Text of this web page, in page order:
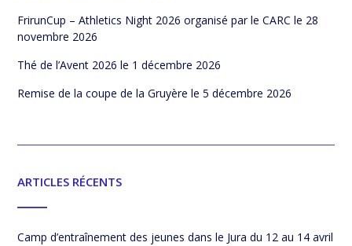
FrirunCup – Athletics Night 2026 organisé par le CARC le 28
novembre 2026
Thé de l’Avent 2026 le 1 décembre 2026
Remise de la coupe de la Gruyère le 5 décembre 2026
ARTICLES RÉCENTS
Camp d’entraînement des jeunes dans le Jura du 12 au 14 avril